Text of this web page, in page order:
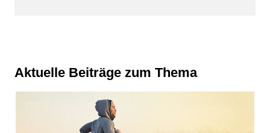
Aktuelle Beiträge zum Thema